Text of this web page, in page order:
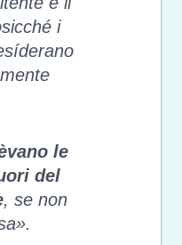
i
le
del
, se non